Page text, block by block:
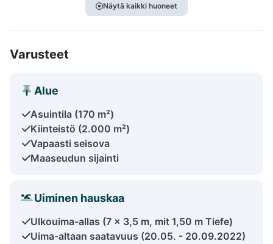
Näytä kaikki huoneet
Varusteet
Alue
Asuintila (170 m²)
Kiinteistö (2.000 m²)
Vapaasti seisova
Maaseudun sijainti
Uiminen hauskaa
Ulkouima-allas (7 x 3,5 m, mit 1,50 m Tiefe)
Uima-altaan saatavuus (20.05. - 20.09.2022)